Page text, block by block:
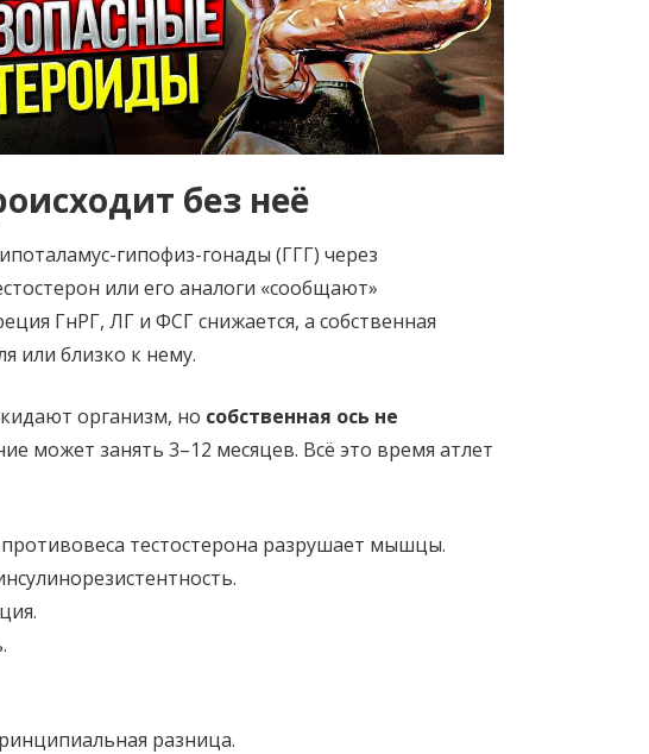
без неё
гипофиз-гонады (ГГГ) через
или его аналоги «сообщают»
ГнРГ, ЛГ и ФСГ снижается, а собственная
или близко к нему.
организм, но собственная ось не
может занять 3–12 месяцев. Всё это время атлет
тестостерона разрушает мышцы.
разница.